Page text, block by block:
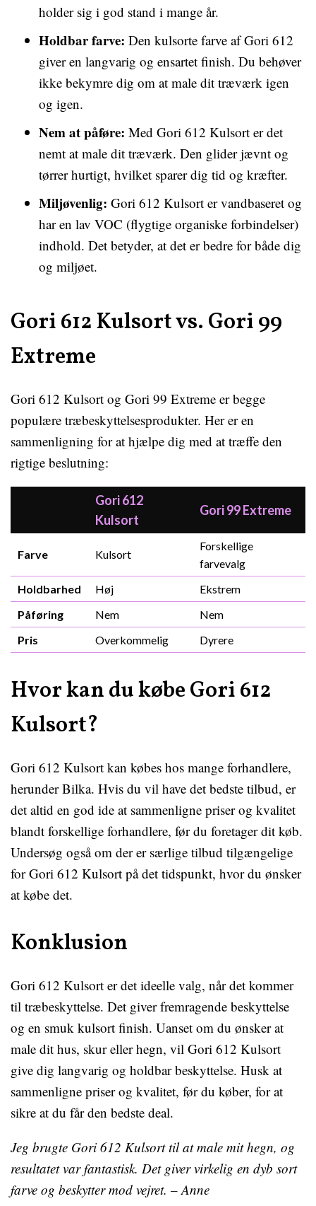
holder sig i god stand i mange år.
Holdbar farve: Den kulsorte farve af Gori 612
giver en langvarig og ensartet finish. Du behøver
ikke bekymre dig om at male dit træværk igen
og igen.
Nem at påføre: Med Gori 612 Kulsort er det
nemt at male dit træværk. Den glider jævnt og
tørrer hurtigt, hvilket sparer dig tid og kræfter.
Miljøvenlig: Gori 612 Kulsort er vandbaseret og
har en lav VOC (flygtige organiske forbindelser)
indhold. Det betyder, at det er bedre for både dig
og miljøet.
Gori 612 Kulsort vs. Gori 99
Extreme
Gori 612 Kulsort og Gori 99 Extreme er begge
populære træbeskyttelsesprodukter. Her er en
sammenligning for at hjælpe dig med at træffe den
rigtige beslutning:
Gori 612
Kulsort
Gori 99 Extreme
Farve Kulsort
Forskellige
farvevalg
Holdbarhed
Høj
Ekstrem
Påføring
Nem
Nem
Pris
Overkommelig Dyrere
Hvor kan du købe Gori 612
Kulsort?
Gori 612 Kulsort kan købes hos mange forhandlere,
herunder Bilka. Hvis du vil have det bedste tilbud, er
det altid en god ide at sammenligne priser og kvalitet
blandt forskellige forhandlere, før du foretager dit køb.
Undersøg også om der er særlige tilbud tilgængelige
for Gori 612 Kulsort på det tidspunkt, hvor du ønsker
at købe det.
Konklusion
Gori 612 Kulsort er det ideelle valg, når det kommer
til træbeskyttelse. Det giver fremragende beskyttelse
og en smuk kulsort finish. Uanset om du ønsker at
male dit hus, skur eller hegn, vil Gori 612 Kulsort
give dig langvarig og holdbar beskyttelse. Husk at
sammenligne priser og kvalitet, før du køber, for at
sikre at du får den bedste deal.
Jeg brugte Gori 612 Kulsort til at male mit hegn, og
resultatet var fantastisk. Det giver virkelig en dyb sort
farve og beskytter mod vejret. – Anne